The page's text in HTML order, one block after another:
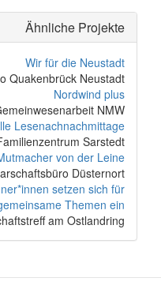
Ähnliche Projekte
Wir für die Neustadt
Quakenbrück Neustadt
Nordwind plus
NMW
Lesenachnachmittage
Sarstedt
von der Leine
Düsternort
setzen sich für
Themen ein
am Ostlandring